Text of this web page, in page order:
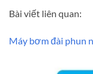
Bài viết liên quan:
Máy bơm đài phun